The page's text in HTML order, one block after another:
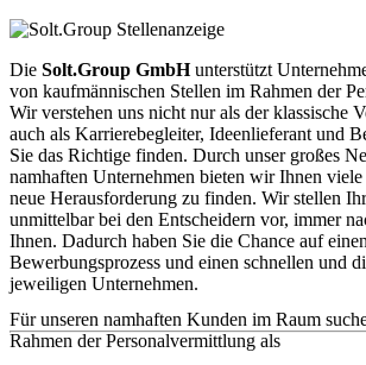
Die Solt.Group GmbHunterstützt
von kaufmännischen Stellen im Rahmen der
Wir verstehen uns nicht nur als der klassische
auch als Karrierebegleiter, Ideenlieferant und
Sie das Richtige finden. Durch unser großes
namhaften Unternehmen bieten wir Ihnen
neue Herausforderung zu finden. Wir stellen
unmittelbar bei den Entscheidern vor, immer
Ihnen. Dadurch haben Sie die Chance auf
Bewerbungsprozess und einen schnellen und
jeweiligen Unternehmen.
Für unseren namhaften Kunden im Raum
Rahmen der Personalvermittlung als